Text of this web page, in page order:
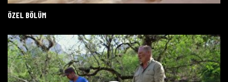
ÖZEL BÖLÜM